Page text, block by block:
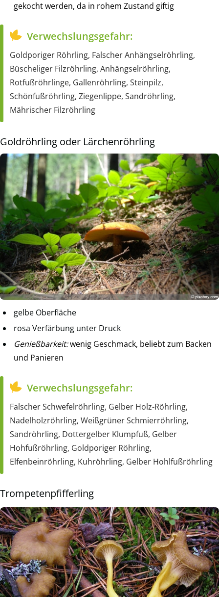
gekocht werden, da in rohem Zustand giftig
Verwechslungsgefahr:
Goldporiger Röhrling, Falscher Anhängselröhrling,
Büscheliger Filzröhrling, Anhängselröhrling,
Rotfußröhrlinge, Gallenröhrling, Steinpilz,
Schönfußröhrling, Ziegenlippe, Sandröhrling,
Mährischer Filzröhrling
Goldröhrling oder Lärchenröhrling
gelbe Oberfläche
rosa Verfärbung unter Druck
Genießbarkeit:wenig Geschmack, beliebt zum Backen
und Panieren
Verwechslungsgefahr:
Falscher Schwefelröhrling, Gelber Holz-Röhrling,
Nadelholzröhrling, Weißgrüner Schmierröhrling,
Sandröhrling, Dottergelber Klumpfuß, Gelber
Hohfußröhrling, Goldporiger Röhrling,
Elfenbeinröhrling, Kuhröhrling, Gelber Hohlfußröhrling
Trompetenpfifferling